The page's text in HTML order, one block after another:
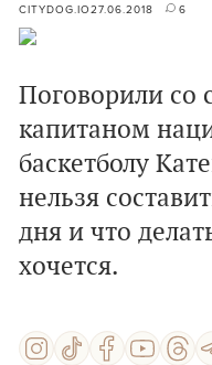
CITYDOG.IO27.06.2018 6
Поговорили со
капитаном
баскетболу
нельзя
дня и что
хочется.